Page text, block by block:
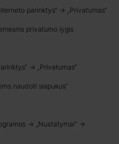
parinktys“ -> „Privatumas“
privatumo lygis
-> „Privatumas“
naudoti slapukus“
-> „Nustatymai“ ->